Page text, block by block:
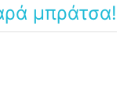
μπράτσα!